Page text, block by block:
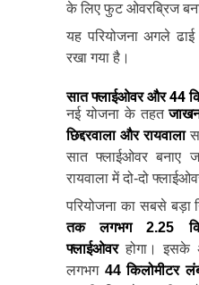
के लिए फुट ओवरब्रिज
यह परियोजना अगले ढाई
रखा गया है।
सात फ्लाईओवर और 44
नई योजना के तहत
छिद्दरवाला और रायवाला
सात फ्लाईओवर बनाए
रायवाला में दो-दो
परियोजना का सबसे बड़ा
तक लगभग 2.25
फ्लाईओवरहोगा। इसके
लगभग 44 किलोमीटर